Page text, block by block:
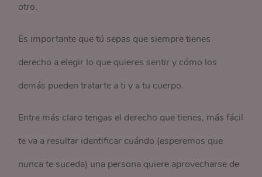
otro.
Es importante que tú sepas que siempre tienes
derecho a elegir lo que quieres sentir y cómo los
demás pueden tratarte a ti y a tu cuerpo.
Entre más claro tengas el derecho que tienes, más fácil
te va a resultar identificar cuándo (esperemos que
nunca te suceda) una persona quiere aprovecharse de